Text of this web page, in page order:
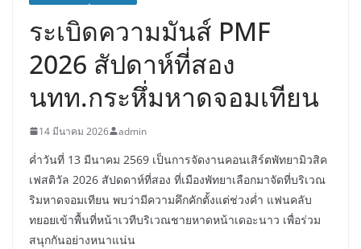
ระเบิดความมันส์ PMF
2026 สัปดาห์ที่สอง
นทท.กระหึ่มหาดจอมเทียน
14 มีนาคม 2026 admin
ค่ำวันที่ 13 มีนาคม 2569 เป็นการจัดงานคอนเสิร์ตพัทยามิวสิค
เฟสติวัล 2026 สัปดดาห์ที่สอง ที่เมืองพัทยาเลือกมาจัดที่บริเวณ
ริมหาดจอมเทียน พบว่ามีความคึกคักตั้งแต่ช่วงค่ำ แฟนคลับ
ทยอยเข้าพื้นที่หน้าเวทีบริเวณชายหาดหน้าเดอะนาว เพื่อร่วม
สนุกกันอย่างหนาแน่น